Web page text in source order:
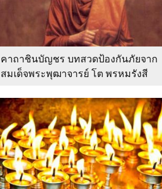
คาถาชินบัญชร บทสวดป้องกันภัยจาก
สมเด็จพระพุฒาจารย์ โต พรหมรังสี